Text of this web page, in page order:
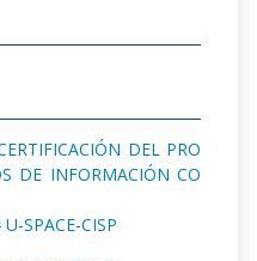
DEL PRO
DE INFORMACIÓN CO
SPACE-CISP